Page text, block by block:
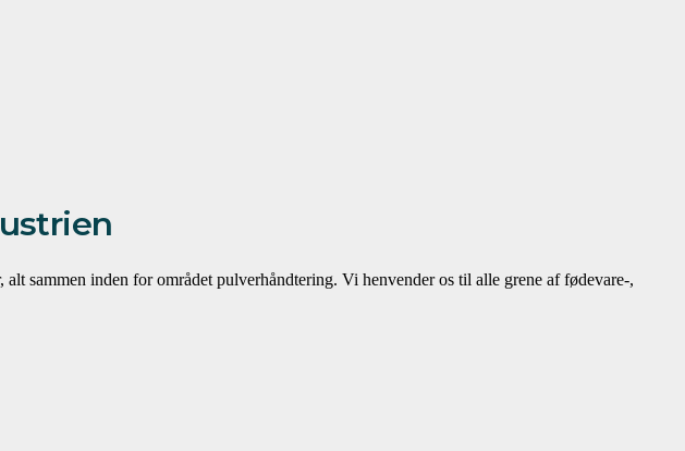
sammen inden for området pulverhåndtering. Vi henvender os til alle grene af fødevare-,